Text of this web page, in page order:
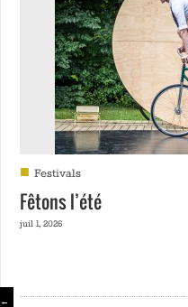
←
■ Festivals
Fêtons l’été
juil 1, 2026